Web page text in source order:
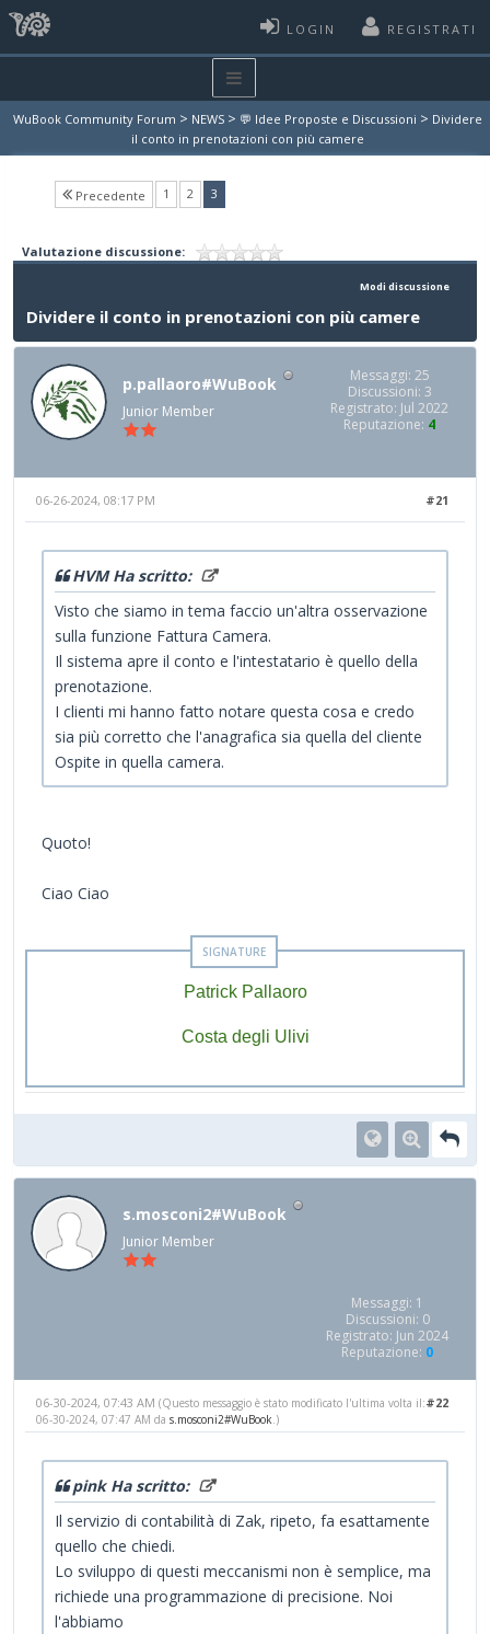
LOGIN REGISTRATI
WuBook Community Forum > NEWS > 💬 Idee Proposte e Discussioni > Dividere
il conto in prenotazioni con più camere
Precedente 1 2 3(current)
Valutazione discussione:
Modi discussione
Dividere il conto in prenotazioni con più camere
p.pallaoro#WuBook
Junior Member
Messaggi: 25
Discussioni: 3
Registrato: Jul 2022
Reputazione: 4
#21
06-26-2024, 08:17 PM
HVM Ha scritto:
Visto che siamo in tema faccio un'altra osservazione
sulla funzione Fattura Camera.
Il sistema apre il conto e l'intestatario è quello della
prenotazione.
I clienti mi hanno fatto notare questa cosa e credo
sia più corretto che l'anagrafica sia quella del cliente
Ospite in quella camera.
Quoto!
Ciao Ciao
Patrick Pallaoro
Costa degli Ulivi
s.mosconi2#WuBook
Junior Member
Messaggi: 1
Discussioni: 0
Registrato: Jun 2024
Reputazione: 0
#22
06-30-2024, 07:43 AM (Questo messaggio è stato modificato l'ultima volta il:
06-30-2024, 07:47 AM da s.mosconi2#WuBook.)
pink Ha scritto:
Il servizio di contabilità di Zak, ripeto, fa esattamente
quello che chiedi.
Lo sviluppo di questi meccanismi non è semplice, ma
richiede una programmazione di precisione. Noi
l'abbiamo